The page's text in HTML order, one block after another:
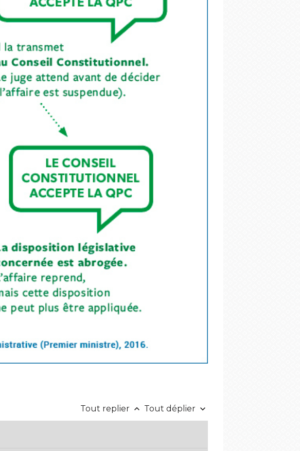
Tout replier keyboard_arrow_up Tout déplier keyboard_arrow_down